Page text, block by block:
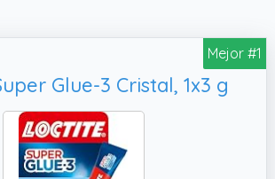
Mejor #1
Glue-3 Cristal, 1x3 g